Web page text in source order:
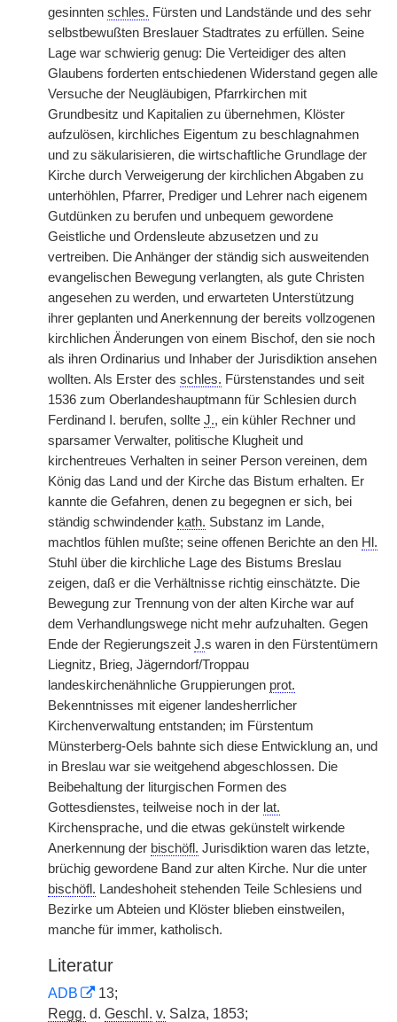
gesinnten schles. Fürsten und Landstände und des sehr
selbstbewußten Breslauer Stadtrates zu erfüllen. Seine
Lage war schwierig genug: Die Verteidiger des alten
Glaubens forderten entschiedenen Widerstand gegen alle
Versuche der Neugläubigen, Pfarrkirchen mit
Grundbesitz und Kapitalien zu übernehmen, Klöster
aufzulösen, kirchliches Eigentum zu beschlagnahmen
und zu säkularisieren, die wirtschaftliche Grundlage der
Kirche durch Verweigerung der kirchlichen Abgaben zu
unterhöhlen, Pfarrer, Prediger und Lehrer nach eigenem
Gutdünken zu berufen und unbequem gewordene
Geistliche und Ordensleute abzusetzen und zu
vertreiben. Die Anhänger der ständig sich ausweitenden
evangelischen Bewegung verlangten, als gute Christen
angesehen zu werden, und erwarteten Unterstützung
ihrer geplanten und Anerkennung der bereits vollzogenen
kirchlichen Änderungen von einem Bischof, den sie noch
als ihren Ordinarius und Inhaber der Jurisdiktion ansehen
wollten. Als Erster des schles. Fürstenstandes und seit
1536 zum Oberlandeshauptmann für Schlesien durch
Ferdinand I. berufen, sollte J., ein kühler Rechner und
sparsamer Verwalter, politische Klugheit und
kirchentreues Verhalten in seiner Person vereinen, dem
König das Land und der Kirche das Bistum erhalten. Er
kannte die Gefahren, denen zu begegnen er sich, bei
ständig schwindender kath. Substanz im Lande,
machtlos fühlen mußte; seine offenen Berichte an den Hl.
Stuhl über die kirchliche Lage des Bistums Breslau
zeigen, daß er die Verhältnisse richtig einschätzte. Die
Bewegung zur Trennung von der alten Kirche war auf
dem Verhandlungswege nicht mehr aufzuhalten. Gegen
Ende der Regierungszeit J.s waren in den Fürstentümern
Liegnitz, Brieg, Jägerndorf/Troppau
landeskirchenähnliche Gruppierungen prot.
Bekenntnisses mit eigener landesherrlicher
Kirchenverwaltung entstanden; im Fürstentum
Münsterberg-Oels bahnte sich diese Entwicklung an, und
in Breslau war sie weitgehend abgeschlossen. Die
Beibehaltung der liturgischen Formen des
Gottesdienstes, teilweise noch in der lat.
Kirchensprache, und die etwas gekünstelt wirkende
Anerkennung der bischöfl. Jurisdiktion waren das letzte,
brüchig gewordene Band zur alten Kirche. Nur die unter
bischöfl. Landeshoheit stehenden Teile Schlesiens und
Bezirke um Abteien und Klöster blieben einstweilen,
manche für immer, katholisch.
Literatur
ADB
13;
Regg. d. Geschl. v. Salza, 1853;